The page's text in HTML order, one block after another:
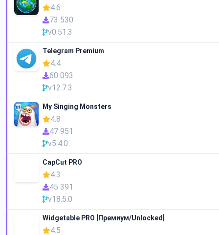
4.6
73 530
v0.51.3
Telegram Premium
4.4
60 093
v12.7.3
My Singing Monsters
4.8
47 951
v5.4.0
CapCut PRO
4.3
45 391
v18.5.0
Widgetable PRO [Премиум/Unlocked]
4.5